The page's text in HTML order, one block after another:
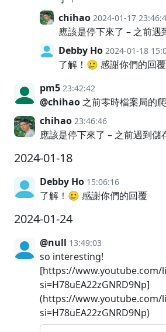
chihao 2024-01-17
應該是停下來了 – 之前遇
Debby Ho 2024-01-18
了解！🥲 感謝你們的回覆
pm5 23:42:42
@chihao 之前零時檔案局的
chihao 23:46:46
應該是停下來了 – 之前遇到儲
2024-01-18
Debby Ho 15:06:16
了解！🥲 感謝你們的回覆
2024-01-24
@null 13:49:03
so interesting!
[https://www.youtube.com/
si=H78uEA22zGNRD9Np]
(https://www.youtube.com/
si=H78uEA22zGNRD9Np)